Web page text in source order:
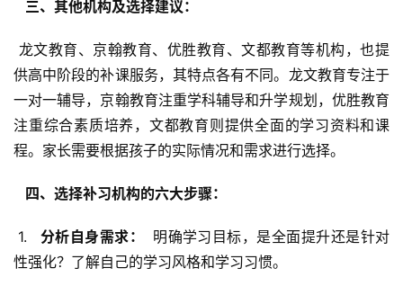
  三、其他机构及选择建议：
供高中阶段的补课服务，其特点各有不同。龙文教育专注于
一对一辅导，京翰教育注重学科辅导和升学规划，优胜教育
注重综合素质培养，文都教育则提供全面的学习资料和课
程。家长需要根据孩子的实际情况和需求进行选择。
  四、选择补习机构的六大步骤：
1.
  分析自身需求：
明确学习目标，是全面提升还是针对
性强化？了解自己的学习风格和学习习惯。